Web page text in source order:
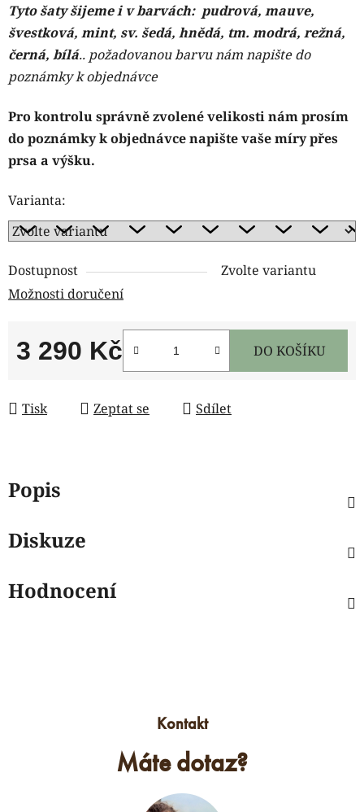
Tyto šaty šijeme i v barvách: pudrová, mauve,
švestková, mint, sv. šedá, hnědá, tm. modrá, režná,
černá, bílá.. požadovanou barvu nám napište do
poznámky k objednávce
Pro kontrolu správně zvolené velikosti nám prosím
do poznámky k objednávce napište vaše míry přes
prsa a výšku.
Varianta:
Dostupnost
Zvolte variantu
Možnosti doručení
3 290 Kč DO KOŠÍKU
Tisk Zeptat se Sdílet
Popis
Diskuze
Hodnocení
Kontakt
Máte dotaz?